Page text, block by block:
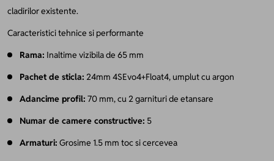
cladirilor existente.
Caracteristici tehnice si performante
Rama: Inaltime vizibila de 65 mm
Pachet de sticla: 24mm 4SEvo4+Float4, umplut cu argon
Adancime profil: 70 mm, cu 2 garnituri de etansare
Numar de camere constructive: 5
Armaturi: Grosime 1.5 mm toc si cercevea